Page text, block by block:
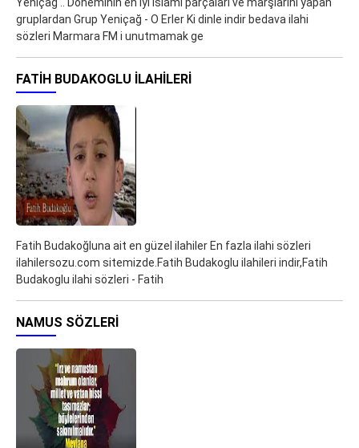
gruplardan Grup Yeniçağ - O Erler Ki dinle indir bedava ilahi
sözleri Marmara FM i unutmamak ge
FATIH BUDAKOGLU ILAHILERI
Fatih Budakoğluna ait en güzel ilahiler En fazla ilahi sözleri
ilahilersozu.com sitemizde.Fatih Budakoglu ilahileri indir,Fatih
Budakoglu ilahi sözleri - Fatih
NAMUS SÖZLERI